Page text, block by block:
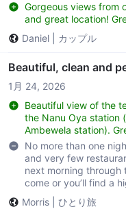
Gorgeous views from
and great location!
Daniel
カップル
Beautiful, clean and
1月 24, 2026
Beautiful view of the
the Nanu Oya station
Ambewela station).
No more than one
and very few
next morning through
come or you’ll find a
Morris
ひとり旅